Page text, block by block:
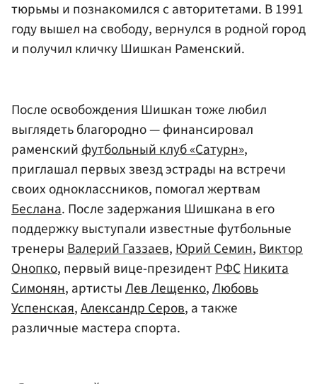
тюрьмы и познакомился с авторитетами. В 1991
году вышел на свободу, вернулся в родной город
и получил кличку Шишкан Раменский.
После освобождения Шишкан тоже любил
выглядеть благородно — финансировал
раменскийфутбольный клуб «Сатурн»,
приглашал первых звезд эстрады на встречи
своих одноклассников, помогал жертвам
Беслана. После задержания Шишкана в его
поддержку выступали известные футбольные
тренерыВалерий Газзаев,Юрий Семин,Виктор
Онопко, первый вице-президентРФСНикита
Симонян, артистыЛев Лещенко,Любовь
Успенская,Александр Серов, а также
различные мастера спорта.